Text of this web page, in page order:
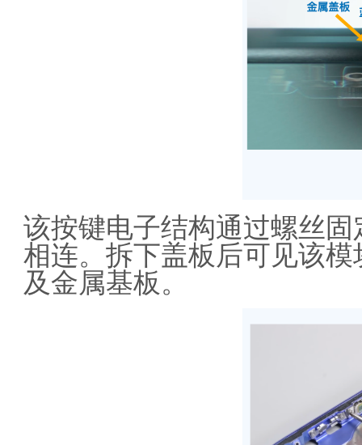
该按键电子结构通过螺丝
相连。拆下盖板后可见该
及金属基板。